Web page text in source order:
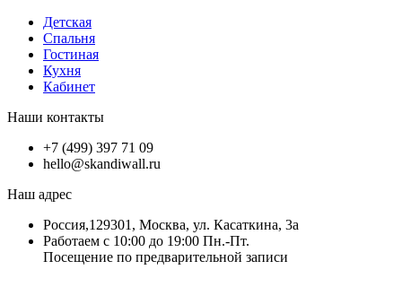
Детская
Спальня
Гостиная
Кухня
Кабинет
Наши контакты
+7 (499) 397 71 09
hello@skandiwall.ru
Наш адрес
Россия,129301, Москва, ул. Касаткина, 3а
Работаем с 10:00 до 19:00 Пн.-Пт.
Посещение по предварительной записи